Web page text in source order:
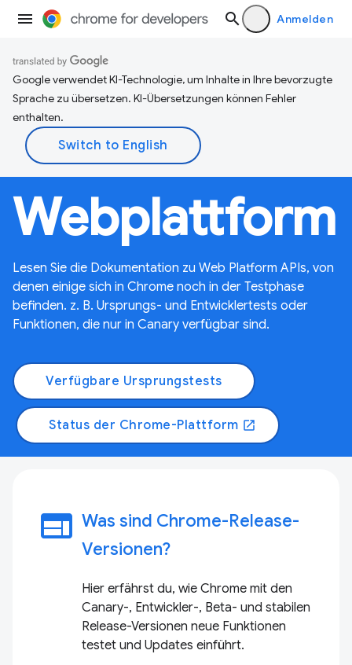
Anmelden
Google verwendet KI-Technologie, um Inhalte in Ihre bevorzugte
Sprache zu übersetzen. KI-Übersetzungen können Fehler
enthalten.
Webplattform
Lesen Sie die Dokumentation zu Web Platform APIs, von
denen einige sich in Chrome noch in der Testphase
befinden. z. B. Ursprungs- und Entwicklertests oder
Funktionen, die nur in Canary verfügbar sind.
Verfügbare Ursprungstests
Status der Chrome-Plattform open_in_new
web Was sind Chrome-Release-
Versionen?
Hier erfährst du, wie Chrome mit den
Canary-, Entwickler-, Beta- und stabilen
Release-Versionen neue Funktionen
testet und Updates einführt.